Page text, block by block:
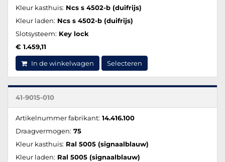
Kleur kasthuis: Ncs s 4502-b (duifrijs)
Kleur laden: Ncs s 4502-b (duifrijs)
Slotsysteem: Key lock
€ 1.459,11
In de winkelwagen Selecteren
41-9015-010
Artikelnummer fabrikant: 14.416.100
Draagvermogen: 75
Kleur kasthuis: Ral 5005 (signaalblauw)
Kleur laden: Ral 5005 (signaalblauw)